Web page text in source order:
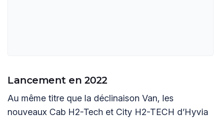
Lancement en 2022
Au même titre que la déclinaison Van, les
nouveaux Cab H2-Tech et City H2-TECH d’Hyvia